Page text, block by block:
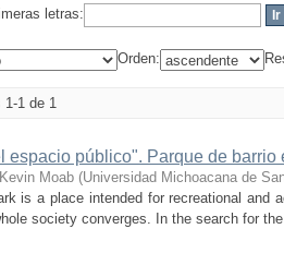
letras:
Orden:
1-1 de 1
espacio público". Parque de
Moab (Universidad Michoacana de
is a place intended for recreational
society converges. In the search for